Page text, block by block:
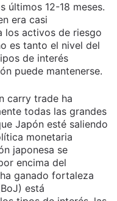
últimos 12-18 meses.
era casi
los activos de riesgo
es tanto el nivel del
de interés
puede mantenerse.
carry trade ha
todas las grandes
Japón esté saliendo
monetaria
japonesa se
encima del
ganado fortaleza
está